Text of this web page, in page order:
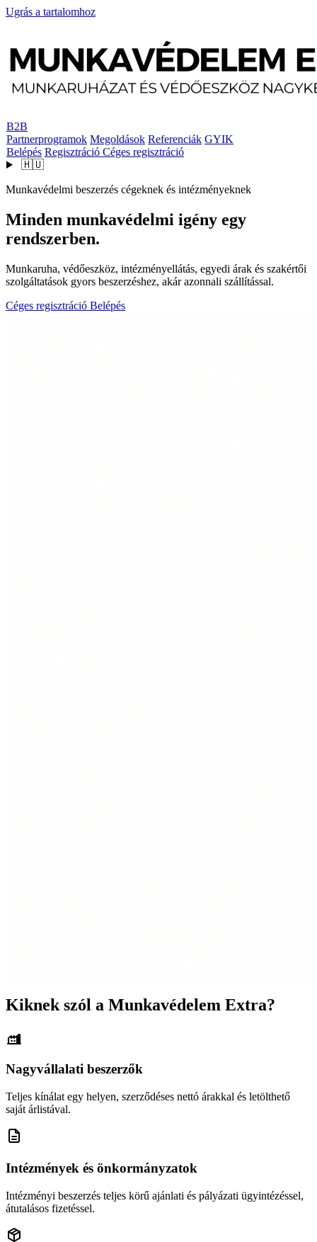
Ugrás a tartalomhoz
B2B
Partnerprogramok Megoldások Referenciák GYIK
Belépés Regisztráció Céges regisztráció
🇭🇺
Munkavédelmi beszerzés cégeknek és intézményeknek
Minden munkavédelmi igény egy
rendszerben.
Munkaruha, védőeszköz, intézményellátás, egyedi árak és szakértői
szolgáltatások gyors beszerzéshez, akár azonnali szállítással.
Céges regisztráció Belépés
Kiknek szól a Munkavédelem Extra?
Nagyvállalati beszerzők
Teljes kínálat egy helyen, szerződéses nettó árakkal és letölthető
saját árlistával.
Intézmények és önkormányzatok
Intézményi beszerzés teljes körű ajánlati és pályázati ügyintézéssel,
átutalásos fizetéssel.